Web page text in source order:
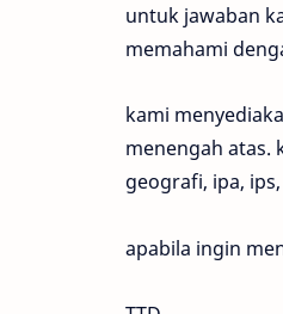
untuk jawaban
memahami
kami
menengah atas.
geografi, ipa,
apabila ingin